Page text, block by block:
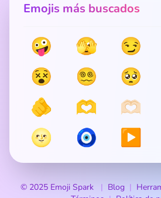
Emojis más buscados
🤪 🫣 😏
😵
😵‍💫 🥺
🫵
🫶 🫶🏻
🌝
🧿 ▶️
© 2025 Emoji Spark Blog